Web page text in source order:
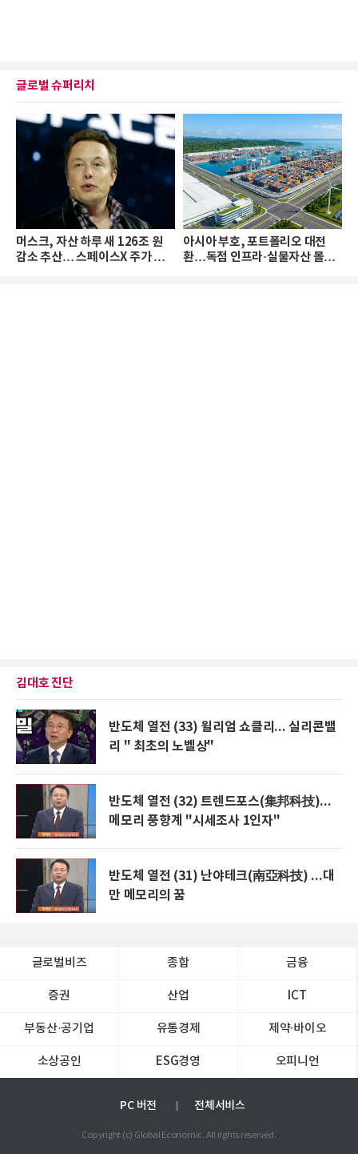
글로벌 슈퍼리치
머스크, 자산 하루 새 126조 원
감소 추산… 스페이스X 주가 하
아시아 부호, 포트폴리오 대전
환…독점 인프라·실물자산 몰린
김대호 진단
반도체 열전 (33) 윌리엄 쇼클리... 실리콘밸
리 " 최초의 노벨상"
반도체 열전 (32) 트렌드포스(集邦科技)...
메모리 풍향계 "시세조사 1인자"
반도체 열전 (31) 난야테크(南亞科技) ...대
만 메모리의 꿈
글로벌비즈 종합 금융
증권 산업 ICT
부동산·공기업 유통경제 제약∙바이오
소상공인 ESG경영 오피니언
PC 버전 전체서비스
Copyright (c) Global Economic. All rights reserved.